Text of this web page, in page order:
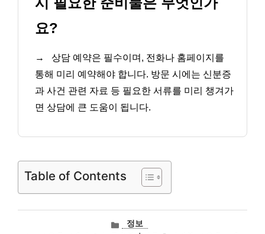
요?
→
상담 예약은 필수이며, 전화나 홈페이지를
통해 미리 예약해야 합니다. 방문 시에는 신분증
과 사건 관련 자료 등 필요한 서류를 미리 챙겨가
면 상담에 큰 도움이 됩니다.
Table of Contents
카정보